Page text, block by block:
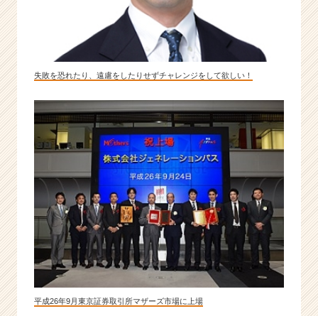
長
中
ケ
ィ
ン
グ
ベ
ン
チ
ャ
ー！
|
ベ
ン
ャ
ー・
失敗を恐れたり、遠慮をしたりせずチャレンジをして欲しい！
平成26年9月東京証券取引所マザーズ市場に上場